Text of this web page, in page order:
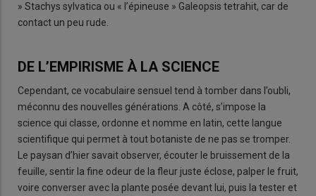
» Stachys sylvatica ou « l’épineuse » Galeopsis tetrahit, car de
contact un peu rude.
DE L’EMPIRISME À LA SCIENCE
Cependant, ce vocabulaire sensuel tend à tomber dans l’oubli,
méconnu des nouvelles générations. A côté, s’impose la
science qui classe, ordonne et nomme en latin, cette langue
scientifique qui permet à tout botaniste de ne pas se tromper.
Le paysan d’hier savait observer, écouter le bruissement de la
feuille, sentir la fine odeur de la fleur juste éclose, palper le fruit,
voire converser avec la plante posée devant lui, puis la tester et